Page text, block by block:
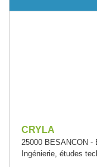
CRYLA
25000 BESANCON -
Ingénierie, études